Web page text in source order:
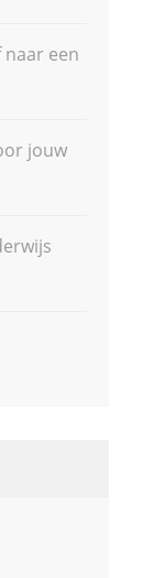
een
jouw